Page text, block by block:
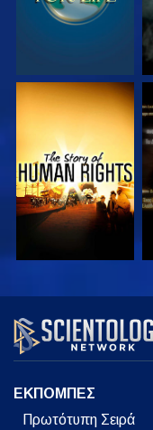
ΠΑΡΑΚΟΛΟΥΘΗΣΤΕ
ΠΑΡΑΚΟΛΟΥΘΗΣΤΕ
ΕΚΠΟΜΠΕΣ
Πρωτότυπη Σειρά